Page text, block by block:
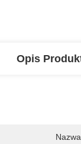
Opis